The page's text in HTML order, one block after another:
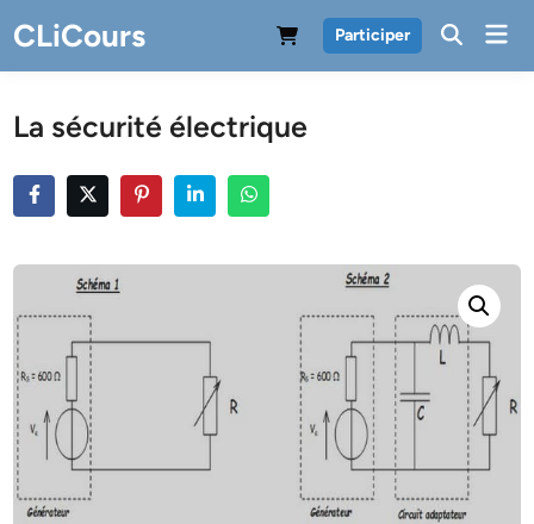
to
content
CLiCours Participer
La sécurité électrique